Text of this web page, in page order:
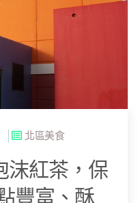
北區美食
沫紅茶，保
豐富、酥